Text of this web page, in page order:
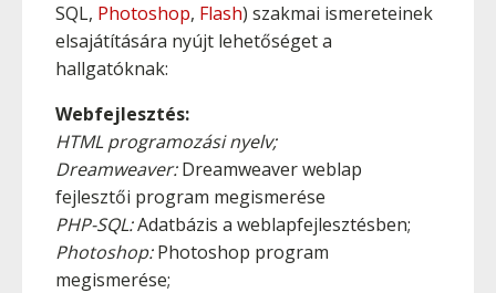
SQL, Photoshop, Flash) szakmai ismereteinek
elsajátítására nyújt lehetőséget a
hallgatóknak:
Webfejlesztés:
HTML programozási nyelv;
Dreamweaver:Dreamweaver weblap
fejlesztői program megismerése
PHP-SQL:Adatbázis a weblapfejlesztésben;
Photoshop:Photoshop program
megismerése;